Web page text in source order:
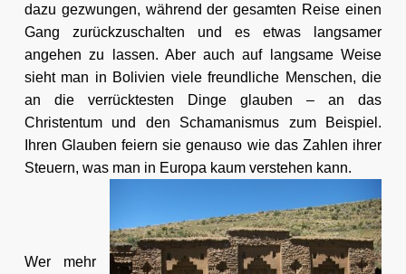
dazu gezwungen, während der gesamten Reise einen
Gang zurückzuschalten und es etwas langsamer
angehen zu lassen. Aber auch auf langsame Weise
sieht man in Bolivien viele freundliche Menschen, die
an die verrücktesten Dinge glauben – an das
Christentum und den Schamanismus zum Beispiel.
Ihren Glauben feiern sie genauso wie das Zahlen ihrer
Steuern, was man in Europa kaum verstehen kann.
Wer mehr